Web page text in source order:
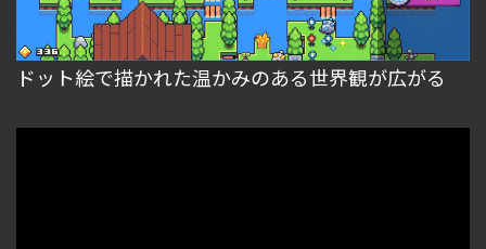
ドット絵で描かれた温かみのある世界観が広がる